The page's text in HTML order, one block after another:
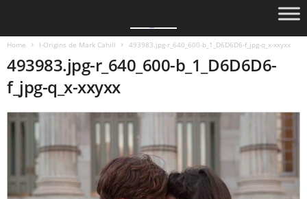
Home I-Origins de Mark Cahill 493983.jpg-r_640_600-b_1_D6D6D6-f_jpg-q_x-xxyxx
493983.jpg-r_640_600-b_1_D6D6D6-
f_jpg-q_x-xxyxx